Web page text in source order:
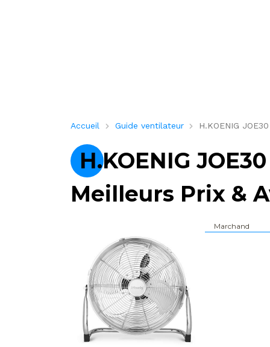
Accueil Guide ventilateur H.KOENIG
H.KOENIG
Meilleurs Prix &
Marchand